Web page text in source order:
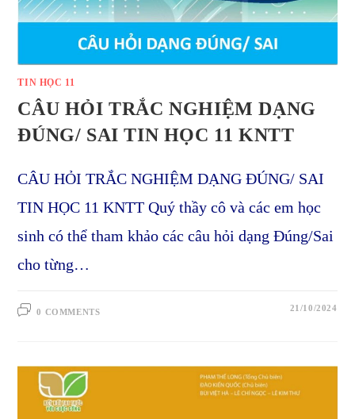
TIN HỌC 11
CÂU HỎI TRẮC NGHIỆM DẠNG
ĐÚNG/ SAI TIN HỌC 11 KNTT
CÂU HỎI TRẮC NGHIỆM DẠNG ĐÚNG/ SAI
TIN HỌC 11 KNTT Quý thầy cô và các em học
sinh có thể tham khảo các câu hỏi dạng Đúng/Sai
cho từng…
0 COMMENTS 21/10/2024